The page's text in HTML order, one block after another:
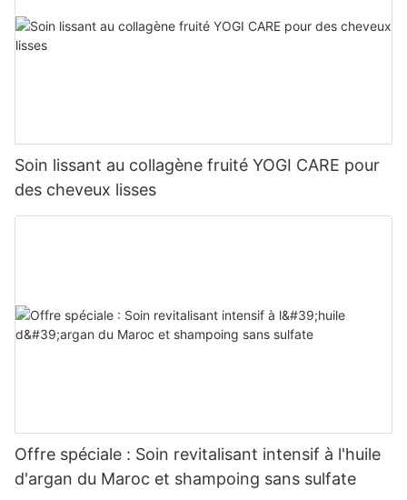
Soin lissant au collagène fruité YOGI CARE pour
des cheveux lisses
Offre spéciale : Soin revitalisant intensif à l'huile
d'argan du Maroc et shampoing sans sulfate